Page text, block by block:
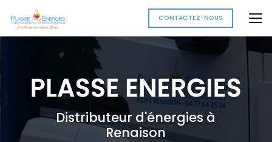
au
contenu
principal
CONTACTEZ-NOUS
Distributeur d'énergies à
Renaison